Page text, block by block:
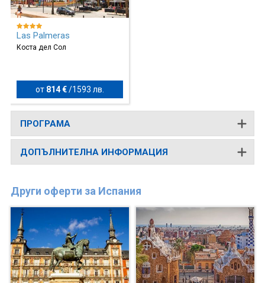
Las Palmeras
Коста дел Сол
от 814 € / 1593 лв.
ПРОГРАМА
ДОПЪЛНИТЕЛНА ИНФОРМАЦИЯ
Други оферти за Испания